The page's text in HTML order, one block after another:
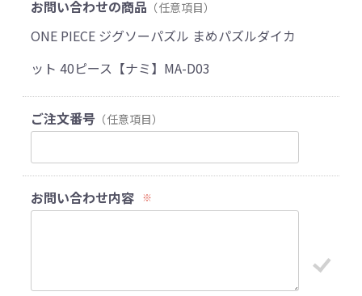
お問い合わせの商品 （任意項目）
ONE PIECE ジグソーパズル まめパズルダイカ
ット 40ピース【ナミ】MA-D03
ご注文番号 （任意項目）
お問い合わせ内容 ※